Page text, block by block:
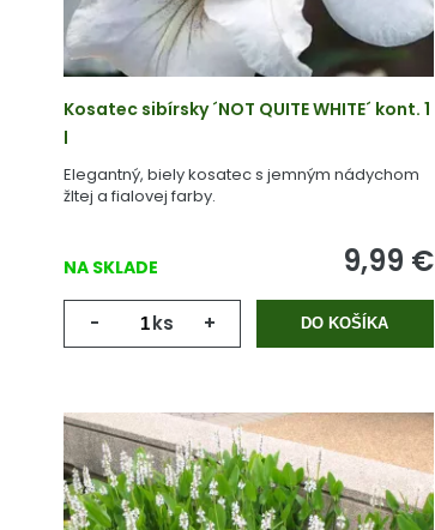
Kosatec sibírsky ´NOT QUITE WHITE´ kont. 1
l
Elegantný, biely kosatec s jemným nádychom
žltej a fialovej farby.
NA SKLADE 9,99 €
- ks + DO KOŠÍKA